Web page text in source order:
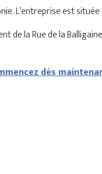
L’entreprise est
la Rue de la
dès